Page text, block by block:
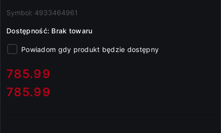
Symbol: 4933464961
Dostępność: Brak towaru
Powiadom gdy produkt będzie dostępny
cena:
785.99
Cena:
785.99